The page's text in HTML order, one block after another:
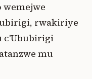
wemejwe
rwakiriye
c'Ububirigi
mu